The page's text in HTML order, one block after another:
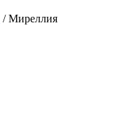
/ Миреллия